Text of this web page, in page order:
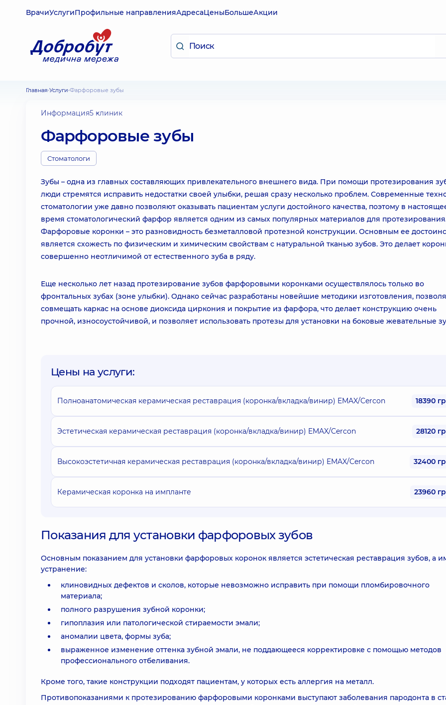
ВрачиУслугиПрофильные направленияАдресаЦеныБольшеАкции
Главная Услуги Фарфоровые зубы
Информация5 клиник
Фарфоровые зубы
Стоматологи
Зубы – одна из главных составляющих привлекательного внешнего вида. При помощи протезирования
люди стремятся исправить недостатки своей улыбки, решая сразу несколько проблем. Современные
стоматологии уже давно позволяют оказывать пациентам услуги достойного качества, поэтому в
время стоматологический фарфор является одним из самых популярных материалов для
Фарфоровые коронки – это разновидность безметалловой протезной конструкции. Основным ее
является схожесть по физическим и химическим свойствам с натуральной тканью зубов. Это делает
совершенно неотличимой от естественного зуба в ряду.
Еще несколько лет назад протезирование зубов фарфоровыми коронками осуществлялось только во
фронтальных зубах (зоне улыбки). Однако сейчас разработаны новейшие методики изготовления,
совмещать каркас на основе диоксида циркония и покрытие из фарфора, что делает конструкцию очень
прочной, износоустойчивой, и позволяет использовать протезы для установки на боковые жевательные
Цены на услуги:
Полноанатомическая керамическая реставрация (коронка/вкладка/винир) EMAX/Cercon 18390
Эстетическая керамическая реставрация (коронка/вкладка/винир) EMAX/Cercon 28120
Высокоэстетичная керамическая реставрация (коронка/вкладка/винир) EMAX/Cercon 32400
Керамическая коронка на импланте 23960
Показания для установки фарфоровых зубов
Основным показанием для установки фарфоровых коронок является эстетическая реставрация зубов, а
устранение:
клиновидных дефектов и сколов, которые невозможно исправить при помощи пломбировочного
материала;
полного разрушения зубной коронки;
гипоплазия или патологической стираемости эмали;
аномалии цвета, формы зуба;
выраженное изменение оттенка зубной эмали, не поддающееся корректировке с помощью методов
профессионального отбеливания.
Кроме того, такие конструкции подходят пациентам, у которых есть аллергия на металл.
Противопоказаниями к протезированию фарфоровыми коронками выступают заболевания пародонта в